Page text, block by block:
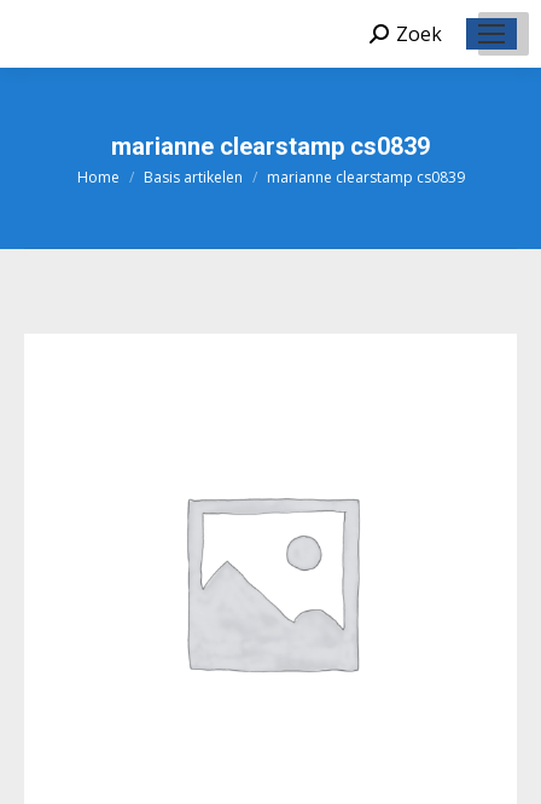
Zoeken:
Zoek
marianne clearstamp cs0839
Je bent hier:
Home Basis artikelen marianne clearstamp cs0839